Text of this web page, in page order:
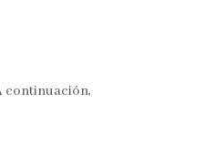
continuación,